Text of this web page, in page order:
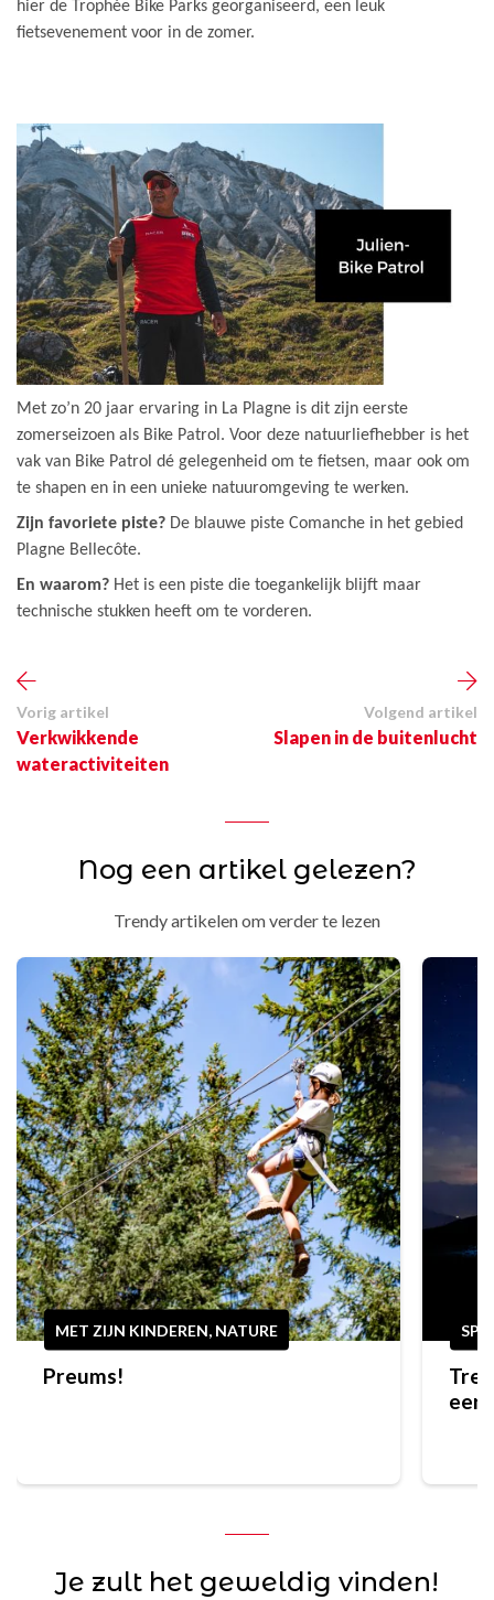
hier de Trophée Bike Parks georganiseerd, een leuk
fietsevenement voor in de zomer.
Met zo’n 20 jaar ervaring in La Plagne is dit zijn eerste
zomerseizoen als Bike Patrol. Voor deze natuurliefhebber is het
vak van Bike Patrol dé gelegenheid om te fietsen, maar ook om
te shapen en in een unieke natuuromgeving te werken.
Zijn favoriete piste? De blauwe piste Comanche in het gebied
Plagne Bellecôte.
En waarom? Het is een piste die toegankelijk blijft maar
technische stukken heeft om te vorderen.
Vorig artikel
Verkwikkende
wateractiviteiten
Volgend artikel
Slapen in de buitenlucht
Nog een artikel gelezen?
Trendy artikelen om verder te lezen
MET ZIJN KINDEREN, NATURE
Preums!
Je zult het geweldig vinden!